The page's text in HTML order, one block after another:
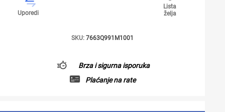
Uporedi
Lista
želja
SKU: 7663Q991M1001
Brza i sigurna isporuka
Plaćanje na rate